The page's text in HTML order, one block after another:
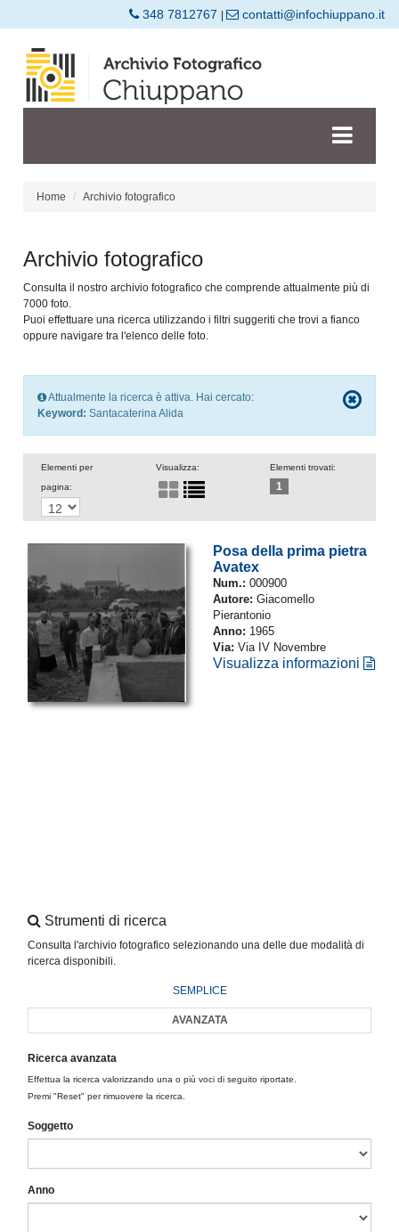
348 7812767 contatti@infochiuppano.it
Home Archivio fotografico
Archivio fotografico
Consulta il nostro archivio fotografico che comprende attualmente più di
7000 foto.
Puoi effettuare una ricerca utilizzando i filtri suggeriti che trovi a fianco
oppure navigare tra l'elenco delle foto.
Attualmente la ricerca è attiva. Hai cercato:
Keyword:Santacaterina Alida
Elementi per
pagina:
Visualizza: Elementi trovati:
1
Posa della prima pietra
Avatex
Num.: 000900
Autore: Giacomello
Pierantonio
Anno: 1965
Via: Via IV Novembre
Visualizza informazioni
Strumenti di ricerca
Consulta l'archivio fotografico selezionando una delle due modalità di
ricerca disponibili.
SEMPLICE
AVANZATA
Ricerca avanzata
Effettua la ricerca valorizzando una o più voci di seguito riportate.
Premi "Reset" per rimuovere la ricerca.
Soggetto
Anno